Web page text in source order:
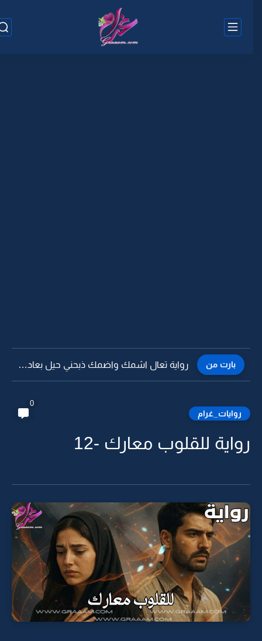
بارت من رواية تعال اشمك واضمك ذبحني حيل بعادك -13
روايات_غرام
رواية للقلوب معارك -12